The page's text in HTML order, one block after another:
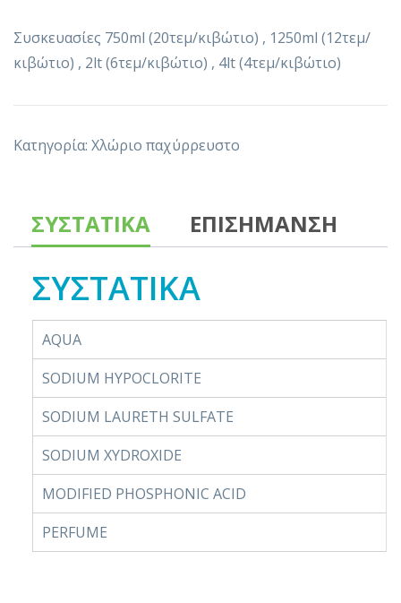
Συσκευασίες 750ml (20τεμ/κιβώτιο) , 1250ml (12τεμ/
κιβώτιο) , 2lt (6τεμ/κιβώτιο) , 4lt (4τεμ/κιβώτιο)
Κατηγορία: Χλώριο παχύρρευστο
ΣΥΣΤΑΤΙΚΑ ΕΠΙΣΗΜΑΝΣΗ
ΣΥΣΤΑΤΙΚΑ
AQUA
SODIUM HYPOCLORITE
SODIUM LAURETH SULFATE
SODIUM XYDROXIDE
MODIFIED PHOSPHONIC ACID
PERFUME